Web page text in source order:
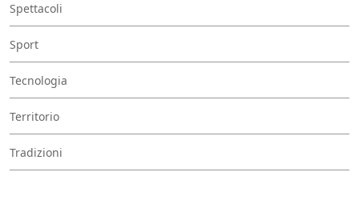
Spettacoli
Sport
Tecnologia
Territorio
Tradizioni